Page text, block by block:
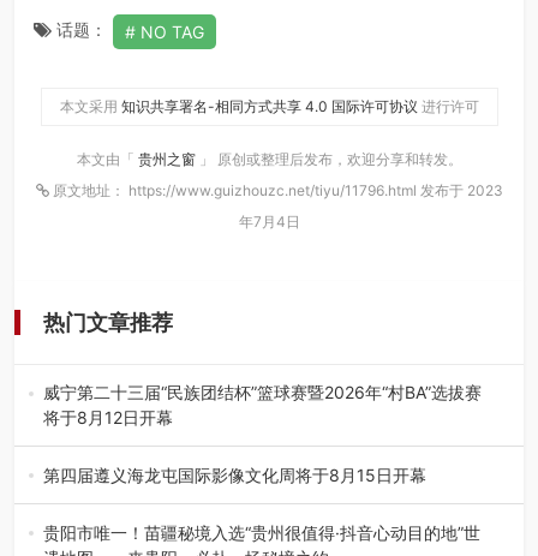
话题： NO TAG
本文采用 知识共享署名-相同方式共享 4.0 国际许可协议 进行许可
本文由「 贵州之窗 」 原创或整理后发布，欢迎分享和转发。
原文地址： https://www.guizhouzc.net/tiyu/11796.html 发布于 2023
年7月4日
热门文章推荐
威宁第二十三届“民族团结杯”篮球赛暨2026年“村BA”选拔赛
将于8月12日开幕
8月7日，威宁彝族回族苗族自治县第二十三届“民族团结
杯”篮球赛暨2026年“村B…
第四届遵义海龙屯国际影像文化周将于8月15日开幕
8月7日，第四届遵义海龙屯国际影像文化周媒体通气会在世
界文化遗产地海龙屯核心景区…
贵阳市唯一！苗疆秘境入选“贵州很值得·抖音心动目的地”世